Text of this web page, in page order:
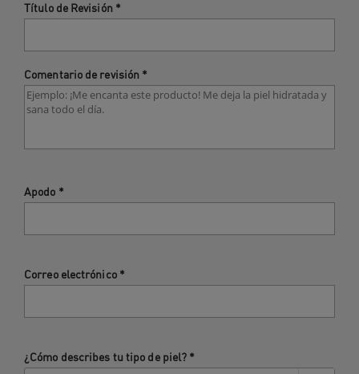
Título de Revisión *
Comentario de revisión *
Apodo *
Correo electrónico *
¿Cómo describes tu tipo de piel? *